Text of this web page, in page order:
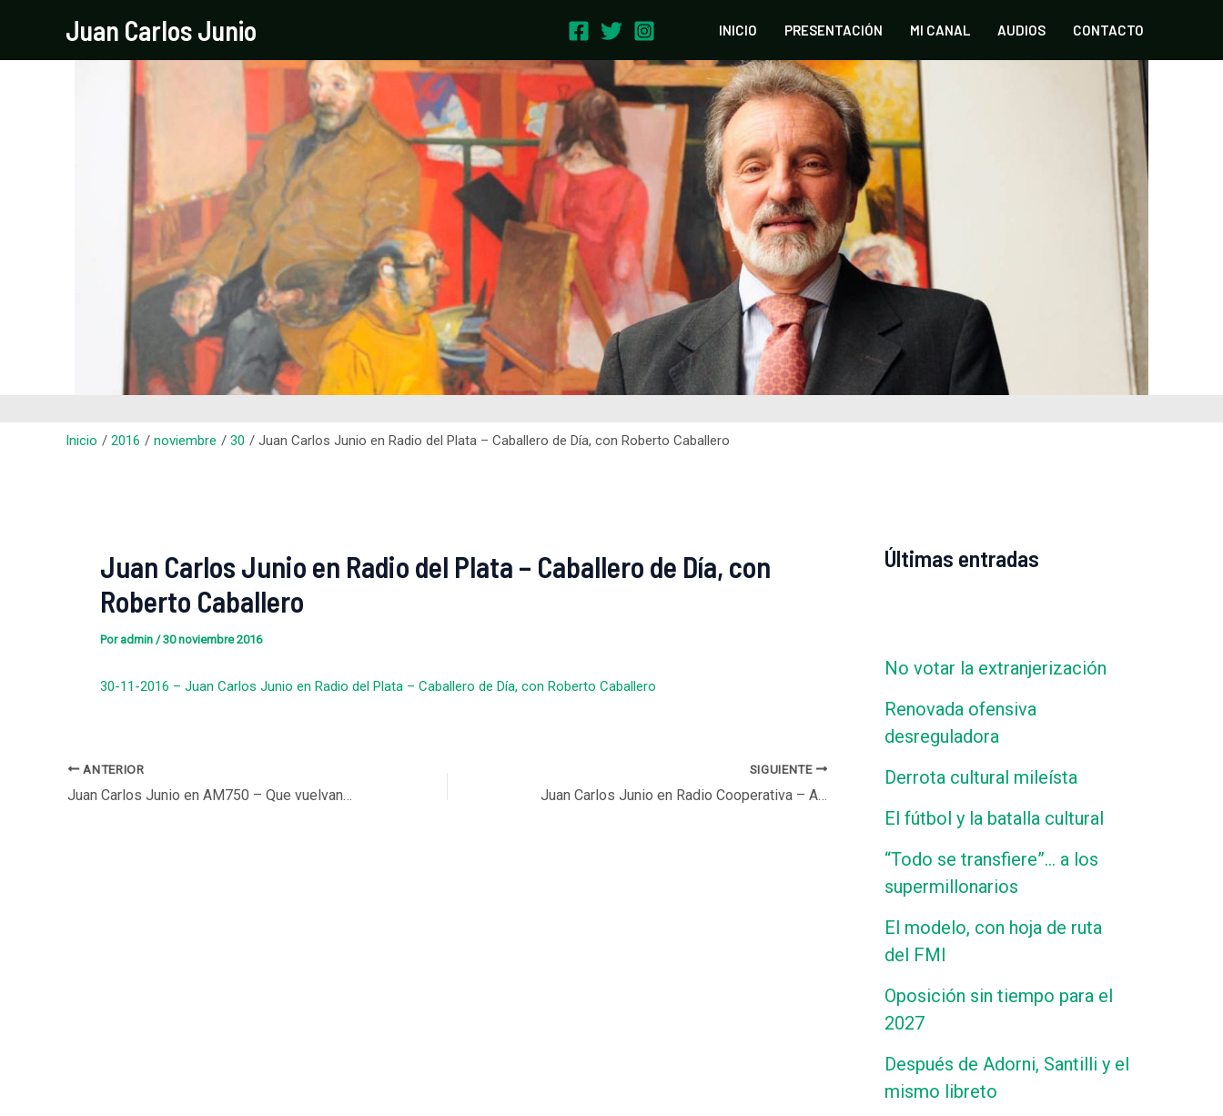
Juan Carlos Junio INICIO PRESENTACIÓN MI CANAL AUDIOS CONTACTO
Inicio 2016 noviembre 30 Juan Carlos Junio en Radio del Plata – Caballero de Día, con Roberto Caballero
Juan Carlos Junio en Radio del Plata – Caballero de Día, con
Roberto Caballero
Por admin /30 noviembre 2016
30-11-2016 – Juan Carlos Junio en Radio del Plata – Caballero de Día, con Roberto Caballero
de
ANTERIOR
Juan Carlos Junio en AM750 – Que vuelvan las ideas, con Pablo Caruso y Luis Pablo Giniger
SIGUIENTE
Juan Carlos Junio en Radio Cooperativa – Abrir el juego, con Luisa Valmaggia
Últimas entradas
No votar la extranjerización
Renovada ofensiva
desreguladora
Derrota cultural mileísta
El fútbol y la batalla cultural
“Todo se transfiere”… a los
supermillonarios
El modelo, con hoja de ruta
del FMI
Oposición sin tiempo para el
2027
Después de Adorni, Santilli y el
mismo libreto